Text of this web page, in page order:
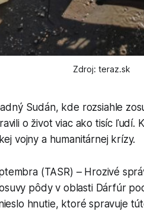
Zdroj: teraz.sk
Sudán, kde rozsiahle
o život viac ako tisíc ľudí.
vojny a humanitárnej krízy.
(TASR) – Hrozivé
pôdy v oblasti Dárfúr
hnutie, ktoré spravuje